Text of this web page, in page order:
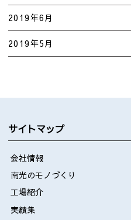
2019年6月
2019年5月
サイトマップ
会社情報
南光のモノづくり
工場紹介
実績集